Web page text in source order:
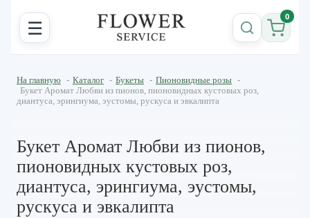
☰ 0
На главную - Каталог - Букеты - Пионовидные розы -
Букет Аромат Любви из пионов, пионовидных кустовых роз,
диантуса, эрингиума, эустомы, рускуса и эвкалипта
Букет Аромат Любви из пионов,
пионовидных кустовых роз,
диантуса, эрингиума, эустомы,
рускуса и эвкалипта